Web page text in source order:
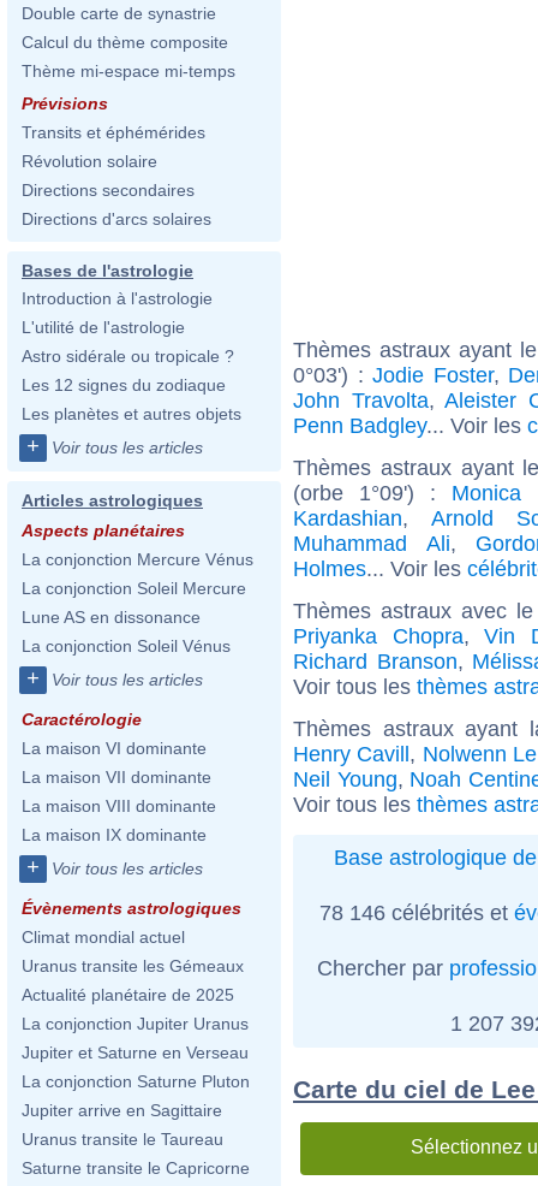
Double carte de synastrie
Calcul du thème composite
Thème mi-espace mi-temps
Prévisions
Transits et éphémérides
Révolution solaire
Directions secondaires
Directions d'arcs solaires
Bases de l'astrologie
Introduction à l'astrologie
L'utilité de l'astrologie
Astro sidérale ou tropicale ?
Les 12 signes du zodiaque
Les planètes et autres objets
+ Voir tous les articles
Articles astrologiques
Aspects planétaires
La conjonction Mercure Vénus
La conjonction Soleil Mercure
Lune AS en dissonance
La conjonction Soleil Vénus
+ Voir tous les articles
Caractérologie
La maison VI dominante
La maison VII dominante
La maison VIII dominante
La maison IX dominante
+ Voir tous les articles
Évènements astrologiques
Climat mondial actuel
Uranus transite les Gémeaux
Actualité planétaire de 2025
La conjonction Jupiter Uranus
Jupiter et Saturne en Verseau
La conjonction Saturne Pluton
Jupiter arrive en Sagittaire
Uranus transite le Taureau
Saturne transite le Capricorne
Thèmes astraux ayant
0°03') :Jodie Foster,
John Travolta,Aleister
Penn Badgley... Voir les
Thèmes astraux ayant
(orbe 1°09') : Monica
Kardashian, Arnold
Muhammad Ali,
Holmes... Voir les
Thèmes astraux avec
Priyanka Chopra,Vin
Richard Branson,
Voir tous les thèmes
Thèmes astraux
Henry Cavill, Nolwenn
Neil Young, Noah
Voir tous les thèmes
Base astrologique
78 146 célébrités et
Chercher par
1 207
Carte du ciel de
Sélectionnez